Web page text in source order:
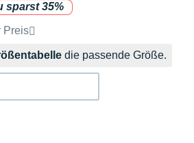
sparst 35%
der Marke
Preis
die passende Größe.